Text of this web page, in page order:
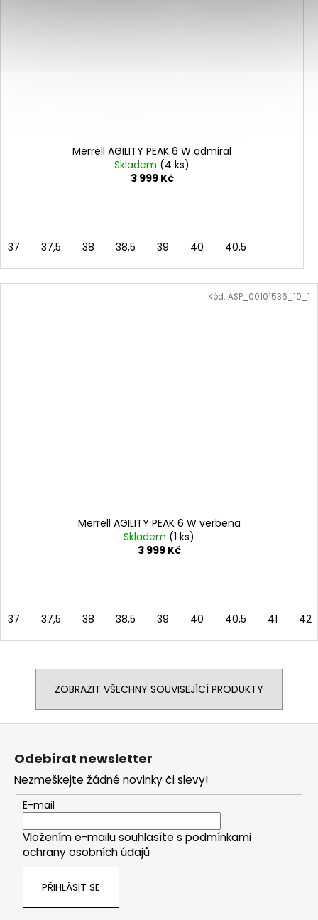
Merrell AGILITY PEAK 6 W admiral
Skladem (4 ks)
3 999 Kč
37 37,5 38 38,5 39 40 40,5
Merrell AGILITY PEAK 6 W verbena
Skladem (1 ks)
3 999 Kč
37 37,5 38 38,5 39 40 40,5 41 42
Kód: ASP_00101536_10_1
ZOBRAZIT VŠECHNY SOUVISEJÍCÍ PRODUKTY
Odebírat newsletter
Nezmeškejte žádné novinky či slevy!
E-mail
Vložením e-mailu souhlasíte s podmínkami
ochrany osobních údajů
PŘIHLÁSIT SE